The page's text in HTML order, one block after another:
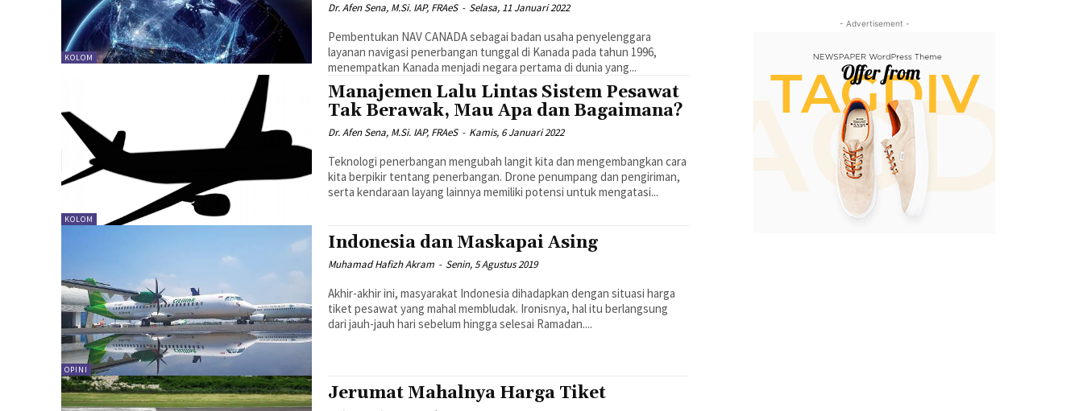
KOLOM
Dr. Afen Sena, M.Si. IAP, FRAeS - Selasa, 11 Januari 2022
Pembentukan NAV CANADA sebagai badan usaha penyelenggara
layanan navigasi penerbangan tunggal di Kanada pada tahun 1996,
menempatkan Kanada menjadi negara pertama di dunia yang...
KOLOM
Manajemen Lalu Lintas Sistem Pesawat
Tak Berawak, Mau Apa dan Bagaimana?
Dr. Afen Sena, M.Si. IAP, FRAeS - Kamis, 6 Januari 2022
Teknologi penerbangan mengubah langit kita dan mengembangkan cara
kita berpikir tentang penerbangan. Drone penumpang dan pengiriman,
serta kendaraan layang lainnya memiliki potensi untuk mengatasi...
OPINI
Indonesia dan Maskapai Asing
Muhamad Hafizh Akram - Senin, 5 Agustus 2019
Akhir-akhir ini, masyarakat Indonesia dihadapkan dengan situasi harga
tiket pesawat yang mahal membludak. Ironisnya, hal itu berlangsung
dari jauh-jauh hari sebelum hingga selesai Ramadan....
Jerumat Mahalnya Harga Tiket
- Advertisement -